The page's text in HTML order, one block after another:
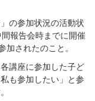
の参加状況の活動状
報告会時までに開催
加されたのこと。
講座に参加した子ど
も参加したい」と参